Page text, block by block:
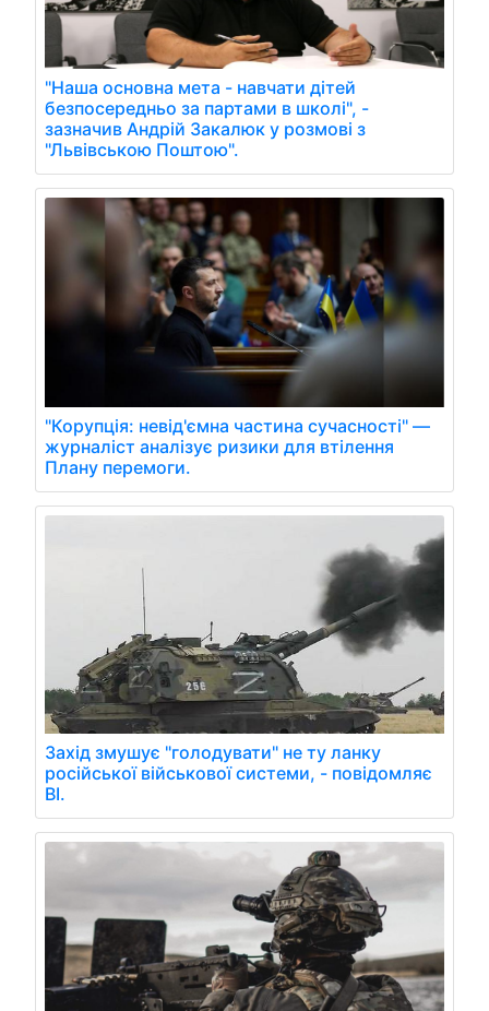
"Наша основна мета - навчати дітей
безпосередньо за партами в школі", -
зазначив Андрій Закалюк у розмові з
"Львівською Поштою".
"Корупція: невід'ємна частина сучасності" —
журналіст аналізує ризики для втілення
Плану перемоги.
Захід змушує "голодувати" не ту ланку
російської військової системи, - повідомляє
BI.